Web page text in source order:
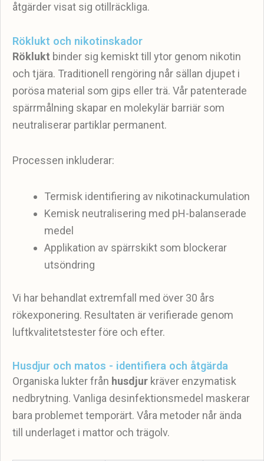
åtgärder visat sig otillräckliga.
Röklukt och nikotinskador
Röklukt binder sig kemiskt till ytor genom nikotin
och tjära. Traditionell rengöring når sällan djupet i
porösa material som gips eller trä. Vår patenterade
spärrmålning skapar en molekylär barriär som
neutraliserar partiklar permanent.
Processen inkluderar:
Termisk identifiering av nikotinackumulation
Kemisk neutralisering med pH-balanserade
medel
Applikation av spärrskikt som blockerar
utsöndring
Vi har behandlat extremfall med över 30 års
rökexponering. Resultaten är verifierade genom
luftkvalitetstester före och efter.
Husdjur och matos - identifiera och åtgärda
Organiska lukter från husdjur kräver enzymatisk
nedbrytning. Vanliga desinfektionsmedel maskerar
bara problemet temporärt. Våra metoder når ända
till underlaget i mattor och trägolv.